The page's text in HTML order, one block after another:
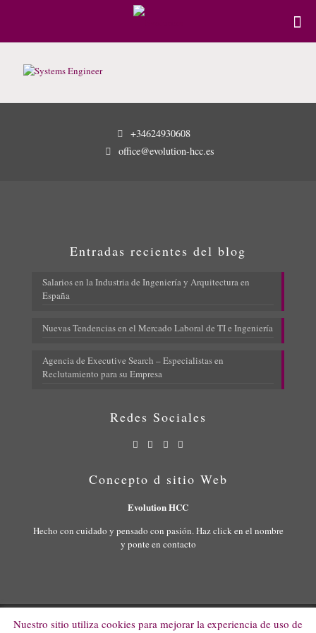
+34624930608
office@evolution-hcc.es
Entradas recientes del blog
Salarios en la Industria de Ingeniería y Arquitectura en
España
Nuevas Tendencias en el Mercado Laboral de TI e Ingeniería
Agencia de Executive Search – Especialistas en
Reclutamiento para su Empresa
Redes Sociales
Concepto d sitio Web
Evolution HCC
Hecho con cuidado y pensado con pasión. Haz click en el nombre
y ponte en contacto
Nuestro sitio utiliza cookies para mejorar la experiencia de uso de